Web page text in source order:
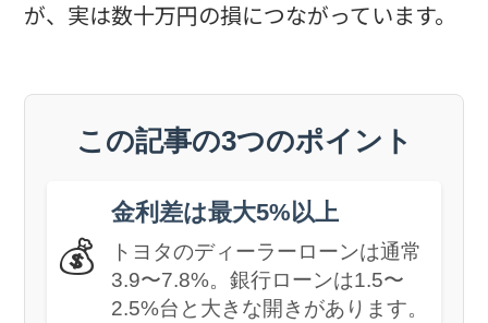
が、実は数十万円の損につながっています。
この記事の3つのポイント
💰
金利差は最大5%以上
トヨタのディーラーローンは通常
3.9〜7.8%。銀行ローンは1.5〜
2.5%台と大きな開きがあります。